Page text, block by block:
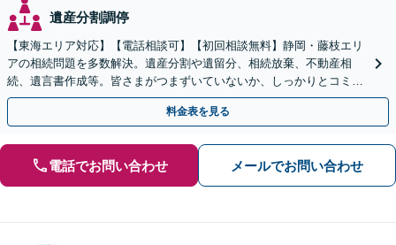
遺産分割調停
【東海エリア対応】【電話相談可】【初回相談無料】静岡・藤枝エリ
アの相続問題を多数解決。遺産分割や遺留分、相続放棄、不動産相
続、遺言書作成等。皆さまがつまずいていないか、しっかりとコミュ
ニケーションを取りながらお話を進めます【休日夜間相談可】
料金表を見る
電話でお問い合わせ メールでお問い合わせ